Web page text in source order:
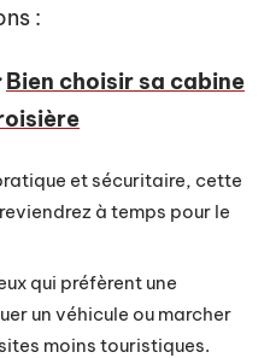
:
Bien choisir sa cabine
et sécuritaire, cette
à temps pour le
qui préfèrent une
un véhicule ou marcher
moins touristiques.